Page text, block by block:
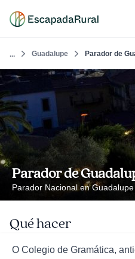
... Guadalupe Parador de
Parador de
Parador Nacional en Guadalupe
Qué hacer
O Colegio de Gramática,